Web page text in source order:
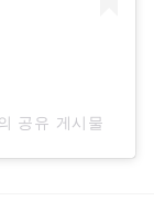
공유 게시물